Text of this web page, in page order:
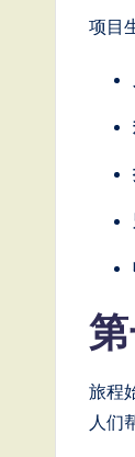
项目
旅程
人们